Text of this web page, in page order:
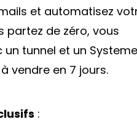
et automatisez
partez de zéro, vous
un tunnel et un Systeme
vendre en 7 jours.
: